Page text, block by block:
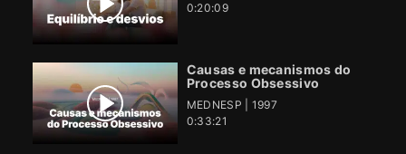
0:20:09
Causas e mecanismos do
Processo Obsessivo
MEDNESP | 1997
0:33:21